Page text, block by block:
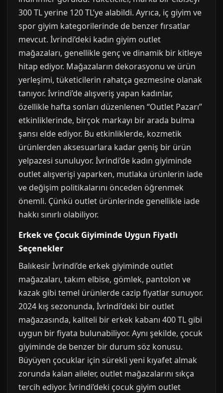
300 TL yerine 120 TL’ye alabildi. Ayrıca, iç giyim ve
spor giyim kategorilerinde de benzer fırsatlar
mevcut. İvrindi’deki kadın giyim outlet
mağazaları, genellikle genç ve dinamik bir kitleye
hitap ediyor. Mağazaların dekorasyonu ve ürün
yerleşimi, tüketicilerin rahatça gezmesine olanak
tanıyor. İvrindi’de alışveriş yapan kadınlar,
özellikle hafta sonları düzenlenen “Outlet Pazarı”
etkinliklerinde, birçok markayı bir arada bulma
şansı elde ediyor. Bu etkinliklerde, kozmetik
ürünlerden aksesuarlara kadar geniş bir ürün
yelpazesi sunuluyor. İvrindi’de kadın giyiminde
outlet alışverişi yaparken, mutlaka ürünlerin iade
ve değişim politikalarını önceden öğrenmek
önemli. Çünkü outlet ürünlerinde genellikle iade
hakkı sınırlı olabiliyor.
Erkek ve Çocuk Giyiminde Uygun Fiyatlı
Seçenekler
Balıkesir İvrindi’de erkek giyiminde outlet
mağazaları, takım elbise, gömlek, pantolon ve
kazak gibi temel ürünlerde cazip fiyatlar sunuyor.
2024 kış sezonunda, İvrindi’deki bir outlet
mağazasında, kaliteli bir erkek kabanı 400 TL gibi
uygun bir fiyata bulunabiliyor. Aynı şekilde, çocuk
giyiminde de benzer bir durum söz konusu.
Büyüyen çocuklar için sürekli yeni kıyafet almak
zorunda kalan aileler, outlet mağazalarını sıkça
tercih ediyor. İvrindi’deki çocuk giyim outlet